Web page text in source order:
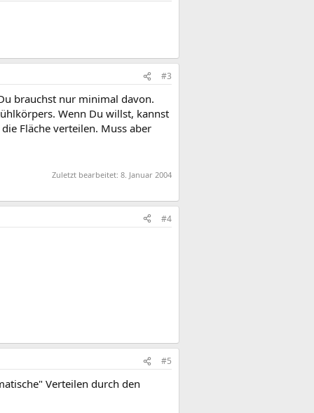
#3
brauchst nur minimal davon.
Wenn Du willst, kannst
Fläche verteilen. Muss aber
Zuletzt bearbeitet: 8. Januar 2004
#4
#5
Verteilen durch den